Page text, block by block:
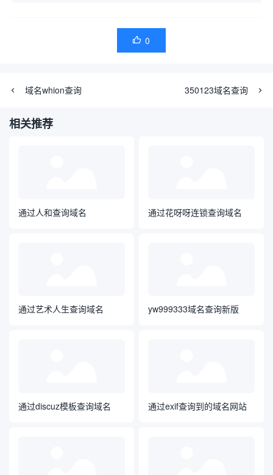
 0
域名whion查询 350123域名查询
相关推荐
通过人和查询域名 通过花呀呀连锁查询域名
通过艺术人生查询域名 yw999333域名查询新版
通过discuz模板查询域名 通过exif查询到的域名网站